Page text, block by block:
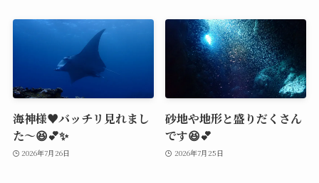
海神様♥️バッチリ見れまし
た～😆💕✨
2026年7月26日
砂地や地形と盛りだくさん
です😆💕
2026年7月25日